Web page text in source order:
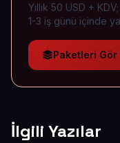
Yıllık 50 USD +
1-3 iş günü içinde
Paketleri Gör
İlgili Yazılar